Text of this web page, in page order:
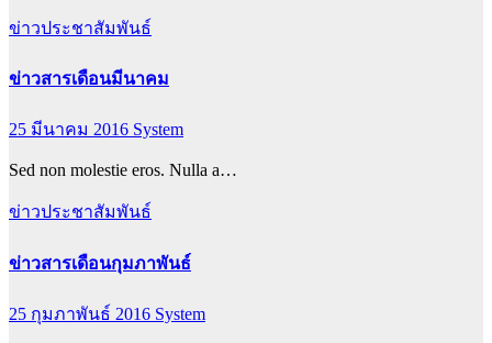
ข่าวประชาสัมพันธ์
ข่าวสารเดือนมีนาคม
25 มีนาคม 2016 System
Sed non molestie eros. Nulla a…
ข่าวประชาสัมพันธ์
ข่าวสารเดือนกุมภาพันธ์
25 กุมภาพันธ์ 2016 System